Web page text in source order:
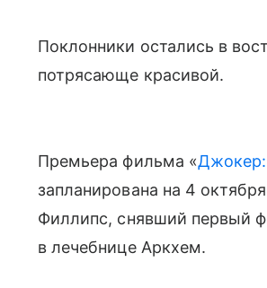
Поклонники остались в
потрясающе красивой.
Премьера фильма «Джокер:
запланирована на 4
Филлипс, снявший первый
в лечебнице Аркхем.